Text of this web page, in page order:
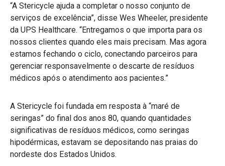
“A Stericycle ajuda a completar o nosso conjunto de
serviços de excelência”, disse Wes Wheeler, presidente
da UPS Healthcare. “Entregamos o que importa para os
nossos clientes quando eles mais precisam. Mas agora
estamos fechando o ciclo, conectando parceiros para
gerenciar responsavelmente o descarte de resíduos
médicos após o atendimento aos pacientes.”
A Stericycle foi fundada em resposta à “maré de
seringas” do final dos anos 80, quando quantidades
significativas de resíduos médicos, como seringas
hipodérmicas, estavam se depositando nas praias do
nordeste dos Estados Unidos.